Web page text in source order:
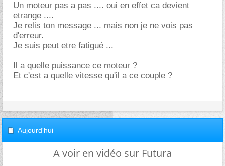
Un moteur pas a pas .... oui en effet ca devient
etrange ....
Je relis ton message ... mais non je ne vois pas
d'erreur.
Je suis peut etre fatigué ...
Il a quelle puissance ce moteur ?
Et c'est a quelle vitesse qu'il a ce couple ?
Aujourd'hui
A voir en vidéo sur Futura